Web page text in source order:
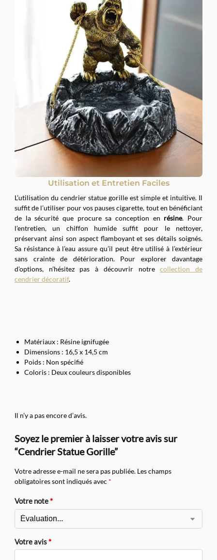
Utilisation et Entretien Faciles
L’utilisation du cendrier statue gorille est simple et intuitive. Il
suffit de l’utiliser pour vos pauses cigarette, tout en bénéficiant
de la sécurité que procure sa conception en résine. Pour
l’entretien, un chiffon humide suffit pour le nettoyer,
préservant ainsi son aspect flamboyant et ses détails soignés.
Sa résistance à l’eau assure qu’il peut être utilisé à l’extérieur
sans crainte de détérioration. Pour explorer davantage
d’options, n’hésitez pas à découvrir notrecollection de
cendrier décoratif.
Matériaux : Résine ignifugée
Dimensions : 16,5 x 14,5 cm
Poids : Non spécifié
Coloris : Deux couleurs disponibles
Il n’y a pas encore d’avis.
Soyez le premier à laisser votre avis sur
“Cendrier Statue Gorille”
Votre adresse e-mail ne sera pas publiée. Les champs
obligatoires sont indiqués avec *
Votre note*
Votre avis*